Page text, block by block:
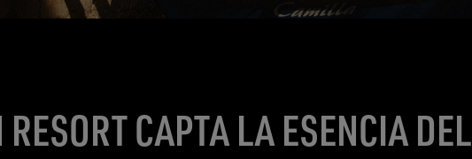
CAPTA LA ESENCIA DEL